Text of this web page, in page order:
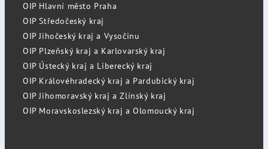
OIP Hlavní město Praha
OIP Středočeský kraj
OIP Jihočeský kraj a Vysočinu
OIP Plzeňský kraj a Karlovarský kraj
OIP Ústecký kraj a Liberecký kraj
OIP Královéhradecký kraj a Pardubický kraj
OIP Jihomoravský kraj a Zlínský kraj
OIP Moravskoslezský kraj a Olomoucký kraj